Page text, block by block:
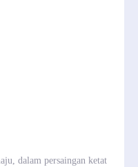
dalam persaingan ketat